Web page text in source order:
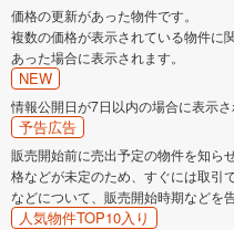
価格の更新があった物件です。
複数の価格が表示されている物件に
あった場合に表示されます。
NEW
情報公開日が7日以内の場合に表示さ
予告広告
販売開始前に売出予定の物件を知ら
格などが未定のため、すぐには取引
などについて、販売開始時期などを
人気物件TOP10入り